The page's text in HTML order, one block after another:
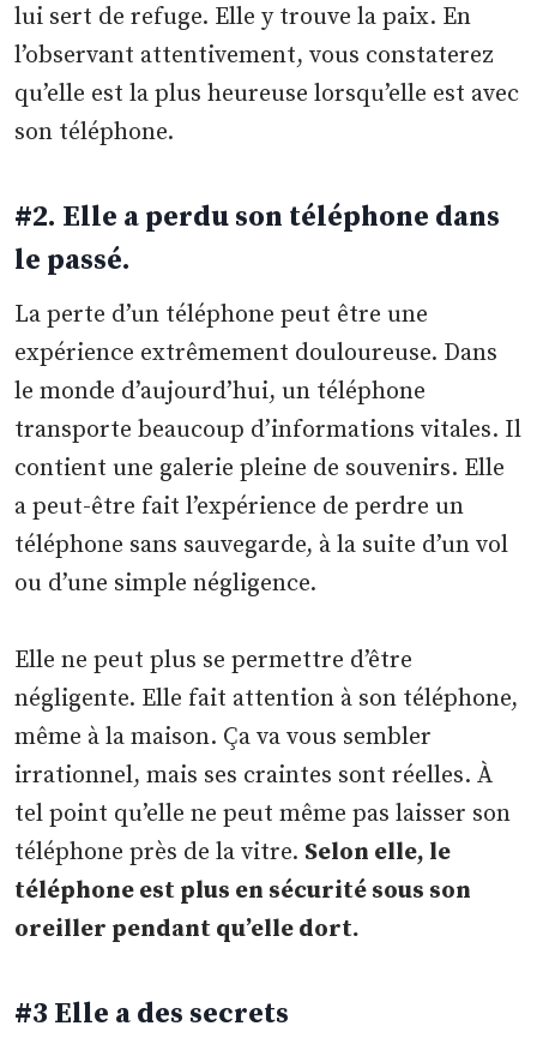
lui sert de refuge. Elle y trouve la paix. En
l’observant attentivement, vous constaterez
qu’elle est la plus heureuse lorsqu’elle est avec
son téléphone.
#2. Elle a perdu son téléphone dans
le passé.
La perte d’un téléphone peut être une
expérience extrêmement douloureuse. Dans
le monde d’aujourd’hui, un téléphone
transporte beaucoup d’informations vitales. Il
contient une galerie pleine de souvenirs. Elle
a peut-être fait l’expérience de perdre un
téléphone sans sauvegarde, à la suite d’un vol
ou d’une simple négligence.
Elle ne peut plus se permettre d’être
négligente. Elle fait attention à son téléphone,
même à la maison. Ça va vous sembler
irrationnel, mais ses craintes sont réelles. À
tel point qu’elle ne peut même pas laisser son
téléphone près de la vitre. Selon elle, le
téléphone est plus en sécurité sous son
oreiller pendant qu’elle dort.
#3 Elle a des secrets